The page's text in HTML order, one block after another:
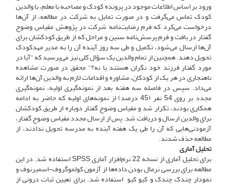
ورود بر اساس اطلاعات موجود در پرونده کودک و مصاحبه با معلم، با والدین
کودک تماس می‌گرفت و در صورت تمایل به شرکت در مطالعه، از آن‌ها
درخواست می‌کرد که فرم رضایت‌نامه شرکت در پژوهش مقیاس وضوح
گفتار در بافت و فرم پرسش‌نامه سنین و مراحل که از طریق کودکشان برای
آن‌ها ارسال می‌شود، تکمیل و طی سه روز آینده آن را به مدیر مهدکودک
تحویل دهند. همچنین از تمام والدین یک سؤال کلی نیز می‌پرسید که "آیا در
مورد گفتار فرزند خود نگران هستند یا نه؟" محقق در صورت مشاهده
ناهنجاری در هر یک از کودکان، مشاوره و اقدامات لازم به والدین آن‌ها ارائه
می‌داد. سپس در فاصله سه هفته بعد از نمونه‌گیری اولیه، نمونه‌گیری
مجدد بر روی 54 نفر (45 درصد) از نمونه‌های اولیه که حاضر به ادامه
همکاری بودند، تکرار شد و مقیاس وضوح گفتار دوباره از طریق کودکشان
برای والدین ارسال و دریافت شد. پس از ارسال مجدد مقیاس وضوح گفتار،
آزمودنی‌هایی که آن را طی یک هفته آینده به مدرسه تحویل ندادند، از
مطالعه حذف شدند.
تحلیل آماری
برای تحلیل آماری از نسخه 22 نرم‌افزار آماری SPSS استفاده شد. در این
مطالعه برای بررسی نرمال بودن داده‌ها از آزمون کولموگروف-اسمیرنوف و
نمودار چندک چندک و کیو کیو استفاده شد. برای تعیین ثبات درونی از